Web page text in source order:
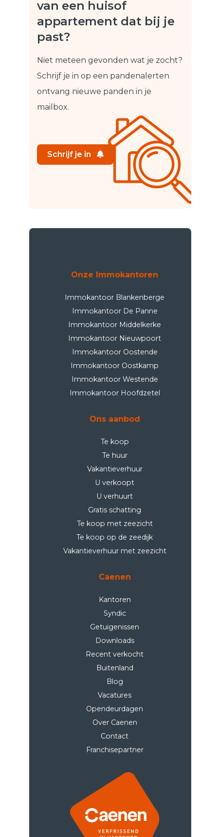
van een huisof
appartement dat bij je
past?
Niet meteen gevonden wat je zocht?
Schrijf je in op een pandenalerten
ontvang nieuwe panden in je
mailbox.
Schrijf je in
Onze Immokantoren
Immokantoor Blankenberge
Immokantoor De Panne
Immokantoor Middelkerke
Immokantoor Nieuwpoort
Immokantoor Oostende
Immokantoor Oostkamp
Immokantoor Westende
Immokantoor Hoofdzetel
Ons aanbod
Te koop
Te huur
Vakantieverhuur
U verkoopt
U verhuurt
Gratis schatting
Te koop met zeezicht
Te koop op de zeedijk
Vakantieverhuur met zeezicht
Caenen
Kantoren
Syndic
Getuigenissen
Downloads
Recent verkocht
Buitenland
Blog
Vacatures
Opendeurdagen
Over Caenen
Contact
Franchisepartner